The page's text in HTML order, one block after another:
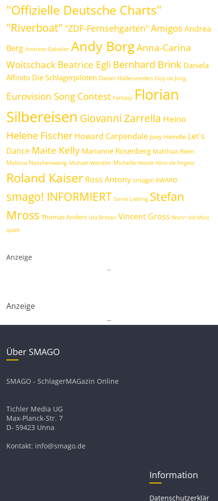
"Offizielle Deutsche Charts"
"Riverboat" "ZDF-Fernsehgarten" Amigos Andrea
Berg Andreas Gabalier Andy Borg Anna-Carina
WoitschackBeatrice Egli Bernhard Brink Daniela
Alfinito Die Schlagerpiloten Dieter Hallervorden Eloy de Jong
Eurovision Song Contest Fantasy Florian
Silbereisen Giovanni Zarrella Heino
Helene Fischer Howard Carpendale Joey Heindle Let's
Dance Maite Kelly Marianne Rosenberg Matthias Reim
Melissa Naschenweng Michael Wendler Michelle Nicole Nino de Angelo
Roland Kaiser Ross Antony smago! AWARD
smago! INFORMIERT Sonia Liebing Stefan
Mross Thomas Anders Uta Bresan Vincent Gross Wenn die Musi
spielt
Anzeige
..
Anzeige
..
Über SMAGO
SMAGO - SchlagerMAGazin Online
Tichler Media UG
Max-Planck-Str. 7
D- 59423 Unna
Kontakt: info@smago.de
Information
Datenschutzerklär